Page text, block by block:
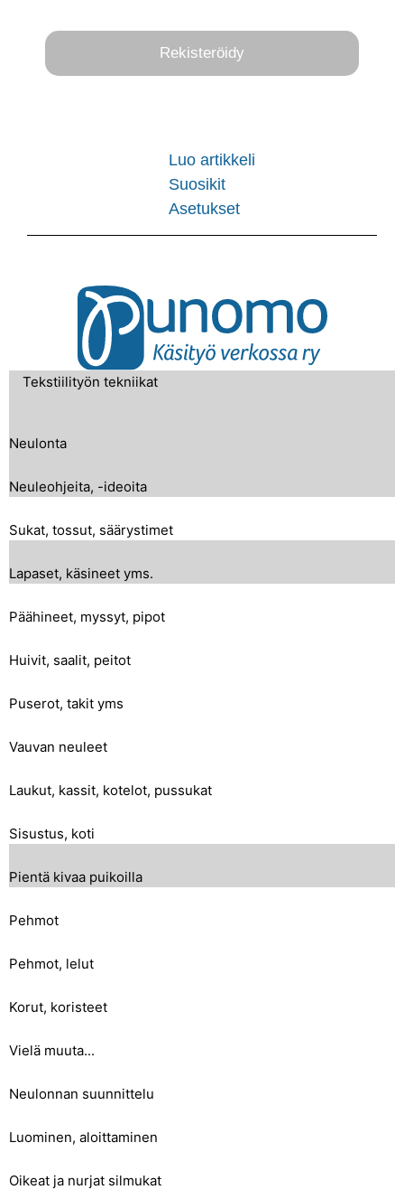
Rekisteröidy
Luo artikkeli
Suosikit
Asetukset
Tekstiilityön tekniikat
Neulonta
Neuleohjeita, -ideoita
Sukat, tossut, säärystimet
Lapaset, käsineet yms.
Päähineet, myssyt, pipot
Huivit, saalit, peitot
Puserot, takit yms
Vauvan neuleet
Laukut, kassit, kotelot, pussukat
Sisustus, koti
Pientä kivaa puikoilla
Pehmot
Pehmot, lelut
Korut, koristeet
Vielä muuta...
Neulonnan suunnittelu
Luominen, aloittaminen
Oikeat ja nurjat silmukat